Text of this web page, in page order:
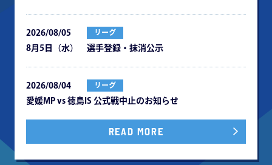
2026/08/05 リーグ
8月5日（水） 選手登録・抹消公示
2026/08/04 リーグ
愛媛MP vs 徳島IS 公式戦中⽌のお知らせ
READ MORE